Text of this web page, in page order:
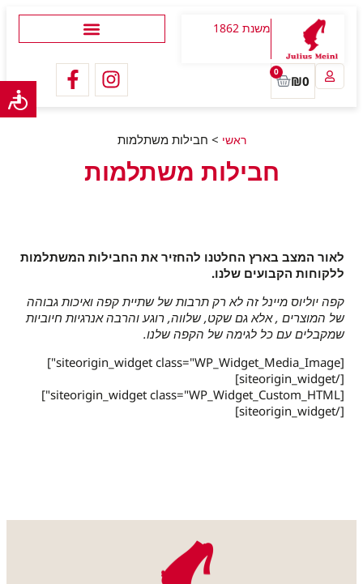
משנת 1862
₪0
0
ראשי > חבילות משתלמות
חבילות משתלמות
לאור המצב בארץ החלטנו להחזיר את החבילות המשתלמות
ללקוחות הקבועים שלנו.
קפה יוליוס מיינל זה לא רק תרבות של שתיית קפה ואיכות גבוהה
של המוצרים , אלא גם שקט, שלווה, רוגע והרבה אנרגיות חיוביות
שמקבלים עם כל לגימה של הקפה שלנו.
[siteorigin_widget class="WP_Widget_Media_Image"]
[/siteorigin_widget]
[siteorigin_widget class="WP_Widget_Custom_HTML"]
[/siteorigin_widget]